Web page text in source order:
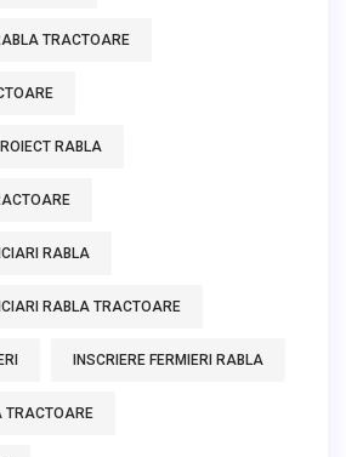
TRACTOARE
RABLA
RABLA
RABLA TRACTOARE
INSCRIERE FERMIERI RABLA
TRACTOARE